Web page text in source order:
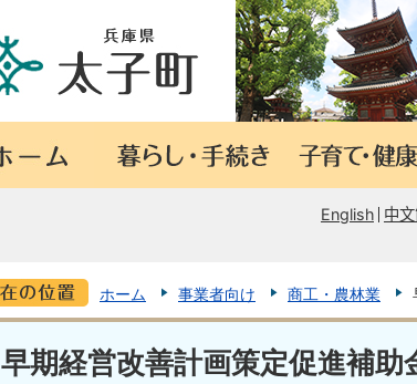
English 中
ホーム 事業者向け 商工・農林業
早期経営改善計画策定促進補助